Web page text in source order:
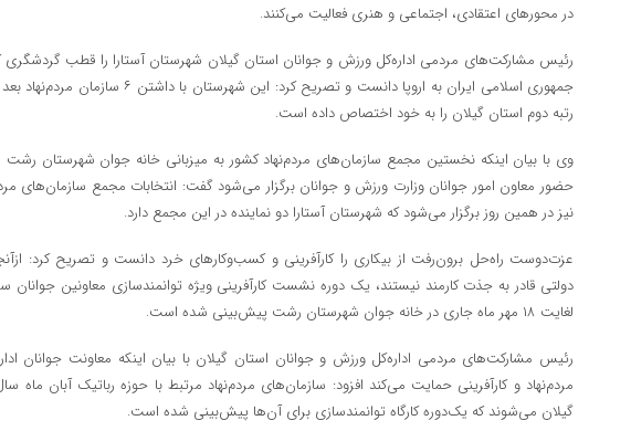
در محورهای اعتقادی، اجتماعی و هنری فعالیت می‌کنند.
رئیس مشارکت‌های مردمی اداره‌کل ورزش و جوانان استان گیلان شهرستان آستارا را قطب
جمهوری اسلامی ایران به اروپا دانست و تصریح کرد: این
رتبه دوم استان گیلان را به خود اختصاص داده است.
حضور معاون امور جوانان وزارت ورزش و جوانان برگزار می‌شود گفت: انتخابات مجمع سازمان‌های
نیز در همین روز برگزار می‌شود که شهرستان آستارا دو نماینده در این مجمع دارد.
عزت‌دوست راه‌حل برون‌رفت از بیکاری را کارآفرینی و کسب‌وکارهای خرد دانست و تصریح کرد:
لغایت ۱۸ مهر ماه جاری در خانه جوان شهرستان رشت پیش‌بینی شده است.
رئیس مشارکت‌های مردمی اداره‌کل ورزش و جوانان استان گیلان با بیان اینکه معاونت جوانان
مردم‌نهاد و کارآفرینی حمایت می‌کند افزود: سازمان‌های مردم‌نهاد مرتبط با حوزه رباتیک آبان ماه
گیلان می‌شوند که یک‌دوره کارگاه توانمندسازی برای آن‌ها پیش‌بینی شده است.